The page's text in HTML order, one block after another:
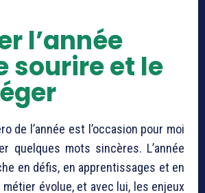
l’année
sourire et le
de l’année est l’occasion pour moi
quelques mots sincères. L’année
en défis, en apprentissages et en
évolue, et avec lui, les enjeux